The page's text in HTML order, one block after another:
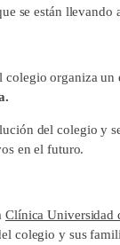
se están
organiza un
del colegio y
en el futuro.
Clínica Universidad
colegio y sus